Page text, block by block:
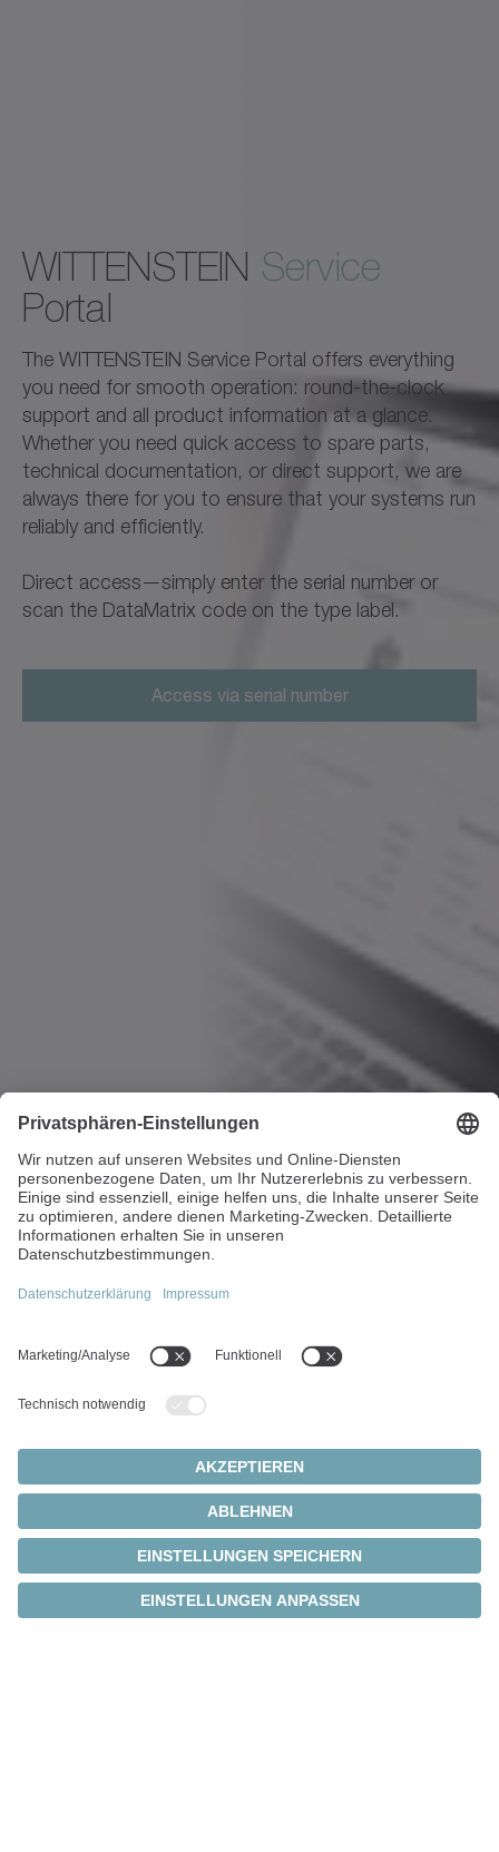
WITTENSTEIN Service
Portal
The WITTENSTEIN Service Portal offers everything
you need for smooth operation: round-the-clock
support and all product information at a glance.
Whether you need quick access to spare parts,
technical documentation, or direct support, we are
always there for you to ensure that your systems run
reliably and efficiently.
Direct access—simply enter the serial number or
scan the DataMatrix code on the type label.
Access via serial number